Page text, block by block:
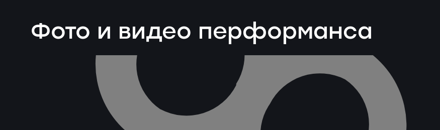
Фото и видео перформанса